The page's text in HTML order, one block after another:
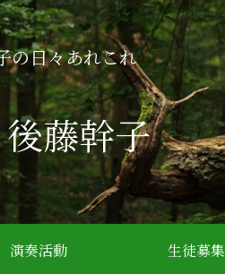
の日々あれこれ
藤幹子
演奏活動 生徒募集